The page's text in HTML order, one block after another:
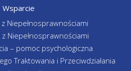
Wsparcie
Niepełnosprawnościami
Niepełnosprawnościami
– pomoc psychologiczna
Traktowania i Przeciwdziałania